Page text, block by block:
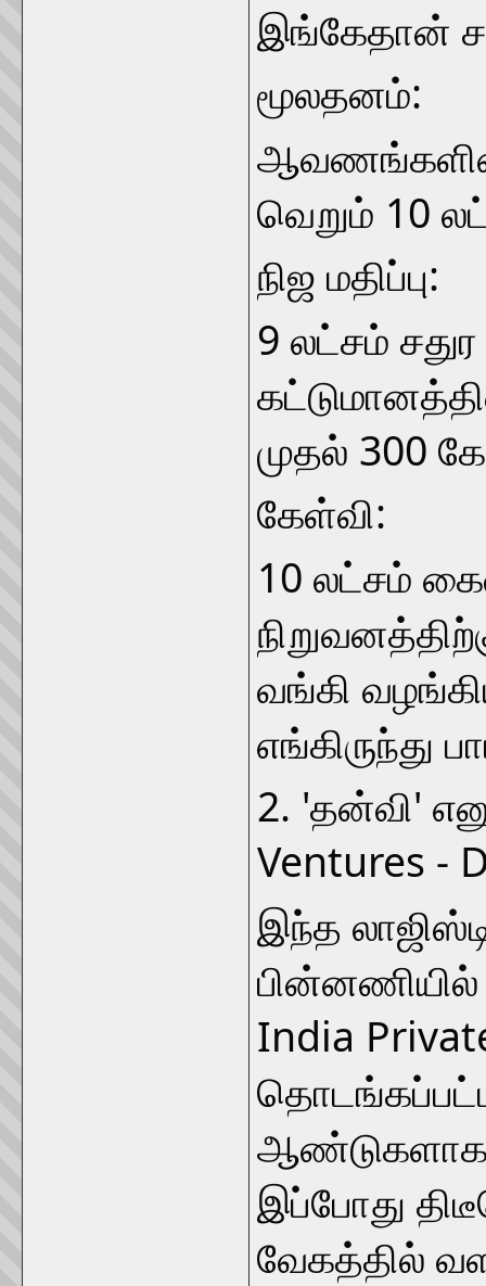
இங்கேதான்
மூலதனம்:
வெறும் 10
நிஜ மதிப்பு:
9 லட்சம்
முதல் 300
கேள்வி:
10 லட்சம்
வங்கி
எங்கிருந்து
2. 'தன்வி'
Ventures -
இந்த
பின்னணியில்
India
ஆண்டுகளாக
இப்போது
வேகத்தில்